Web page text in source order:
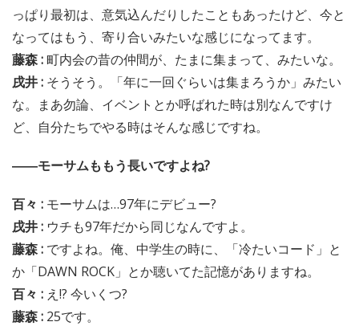
っぱり最初は、意気込んだりしたこともあったけど、今と
なってはもう、寄り合いみたいな感じになってます。
藤森 :町内会の昔の仲間が、たまに集まって、みたいな。
戌井 : そうそう。「年に一回ぐらいは集まろうか」みたい
な。まあ勿論、イベントとか呼ばれた時は別なんですけ
ど、自分たちでやる時はそんな感じですね。
――モーサムももう長いですよね?
百々 : モーサムは…97年にデビュー?
戌井 : ウチも97年だから同じなんですよ。
藤森 : ですよね。俺、中学生の時に、「冷たいコード」と
か「DAWN ROCK」とか聴いてた記憶がありますね。
百々 : え!? 今いくつ?
藤森 : 25です。